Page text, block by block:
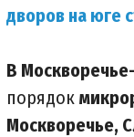
дворов на юге
В
порядок
Москворечье,